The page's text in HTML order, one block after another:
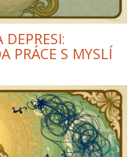
PRÁCE S MYSLÍ